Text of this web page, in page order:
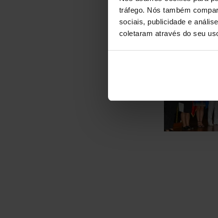
tráfego. Nós também
sociais, publicidade e
coletaram através do seu
externos, como
dos alunos. É
muito
crônica e com